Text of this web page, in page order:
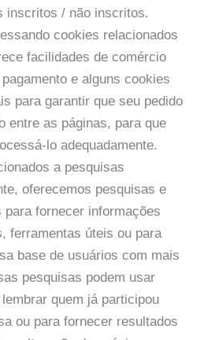
inscritos / não inscritos.
cookies relacionados
facilidades de comércio
e alguns cookies
para garantir que seu pedido
entre as páginas, para que
lo adequadamente.
a pesquisas
oferecemos pesquisas e
para fornecer informações
ferramentas úteis ou para
base de usuários com mais
pesquisas podem usar
quem já participou
ou para fornecer resultados